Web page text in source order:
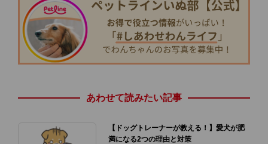
あわせて読みたい記事
【ドッグトレーナーが教える！】愛犬が肥
満になる2つの理由と対策